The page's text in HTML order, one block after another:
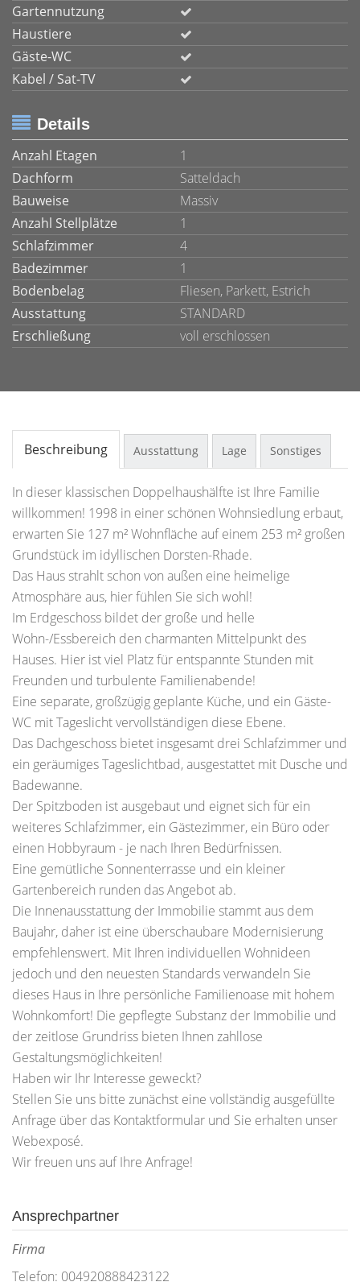
Gartennutzung
Haustiere
Gäste-WC
Kabel / Sat-TV
Details
Anzahl Etagen
1
Dachform
Satteldach
Bauweise
Massiv
Anzahl Stellplätze
1
Schlafzimmer
4
Badezimmer
1
Bodenbelag
Fliesen, Parkett, Estrich
Ausstattung
STANDARD
Erschließung
voll erschlossen
Beschreibung Ausstattung Lage Sonstiges
In dieser klassischen Doppelhaushälfte ist Ihre Familie
willkommen! 1998 in einer schönen Wohnsiedlung erbaut,
erwarten Sie 127 m² Wohnfläche auf einem 253 m² großen
Grundstück im idyllischen Dorsten-Rhade.
Das Haus strahlt schon von außen eine heimelige
Atmosphäre aus, hier fühlen Sie sich wohl!
Im Erdgeschoss bildet der große und helle
Wohn-/Essbereich den charmanten Mittelpunkt des
Hauses. Hier ist viel Platz für entspannte Stunden mit
Freunden und turbulente Familienabende!
Eine separate, großzügig geplante Küche, und ein Gäste-
WC mit Tageslicht vervollständigen diese Ebene.
Das Dachgeschoss bietet insgesamt drei Schlafzimmer und
ein geräumiges Tageslichtbad, ausgestattet mit Dusche und
Badewanne.
Der Spitzboden ist ausgebaut und eignet sich für ein
weiteres Schlafzimmer, ein Gästezimmer, ein Büro oder
einen Hobbyraum - je nach Ihren Bedürfnissen.
Eine gemütliche Sonnenterrasse und ein kleiner
Gartenbereich runden das Angebot ab.
Die Innenausstattung der Immobilie stammt aus dem
Baujahr, daher ist eine überschaubare Modernisierung
empfehlenswert. Mit Ihren individuellen Wohnideen
jedoch und den neuesten Standards verwandeln Sie
dieses Haus in Ihre persönliche Familienoase mit hohem
Wohnkomfort! Die gepflegte Substanz der Immobilie und
der zeitlose Grundriss bieten Ihnen zahllose
Gestaltungsmöglichkeiten!
Haben wir Ihr Interesse geweckt?
Stellen Sie uns bitte zunächst eine vollständig ausgefüllte
Anfrage über das Kontaktformular und Sie erhalten unser
Webexposé.
Wir freuen uns auf Ihre Anfrage!
Ansprechpartner
Firma
Telefon: 004920888423122